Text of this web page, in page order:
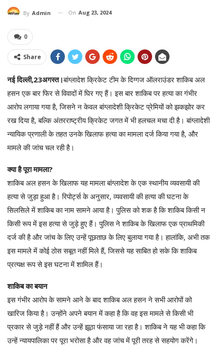
By Admin On Aug 23, 2024
0
Share
नई दिल्ली,23अगस्त।बांग्लादेश क्रिकेट टीम के दिग्गज ऑलराउंडर शाकिब अल
हसन एक बार फिर से विवादों में घिर गए हैं। इस बार शाकिब पर हत्या का गंभीर
आरोप लगाया गया है, जिसने न केवल बांग्लादेशी क्रिकेट प्रेमियों को झकझोर कर
रख दिया है, बल्कि अंतरराष्ट्रीय क्रिकेट जगत में भी हलचल मचा दी है। बांग्लादेशी
न्यायिक प्रणाली के तहत उनके खिलाफ हत्या का मामला दर्ज किया गया है, और
मामले की जांच चल रही है।
क्या है पूरा मामला?
शाकिब अल हसन के खिलाफ यह मामला बांग्लादेश के एक स्थानीय व्यवसायी की
हत्या से जुड़ा हुआ है। रिपोर्ट्स के अनुसार, व्यवसायी की हत्या की घटना के
सिलसिले में शाकिब का नाम सामने आया है। पुलिस को शक है कि शाकिब किसी न
किसी रूप में इस हत्या से जुड़े हुए हैं। पुलिस ने शाकिब के खिलाफ एक प्राथमिकी
दर्ज की है और जांच के लिए उन्हें पूछताछ के लिए बुलाया गया है। हालांकि, अभी तक
इस मामले में कोई ठोस सबूत नहीं मिले हैं, जिससे यह साबित हो सके कि शाकिब
प्रत्यक्ष रूप से इस घटना में शामिल हैं।
शाकिब का बयान
इस गंभीर आरोप के सामने आने के बाद शाकिब अल हसन ने सभी आरोपों को
खारिज किया है। उन्होंने अपने बयान में कहा है कि वह इस मामले से किसी भी
प्रकार से जुड़े नहीं हैं और उन्हें झूठा फंसाया जा रहा है। शाकिब ने यह भी कहा कि
उन्हें न्यायपालिका पर पूरा भरोसा है और वह जांच में पूरी तरह से सहयोग करेंगे।